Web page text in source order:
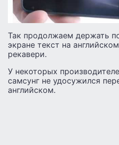
Так продолжаем держать
экране текст на
рекавери.
У некоторых
самсунг не удосужился
английском.